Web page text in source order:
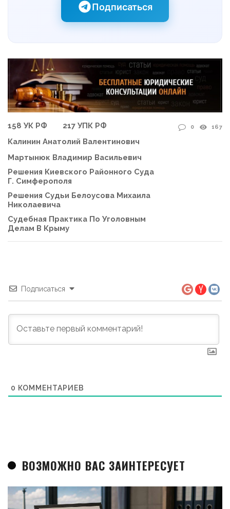
Подписаться
158 УК РФ
217 УПК РФ
Калинин Анатолий Валентинович
Мартынюк Владимир Васильевич
Решения Киевского Районного Суда
Г. Симферополя
Решения Судьи Белоусова Михаила
Николаевича
Судебная Практика По Уголовным
Делам В Крыму
0 167
Подписаться
0 КОММЕНТАРИЕВ
ВОЗМОЖНО ВАС ЗАИНТЕРЕСУЕТ